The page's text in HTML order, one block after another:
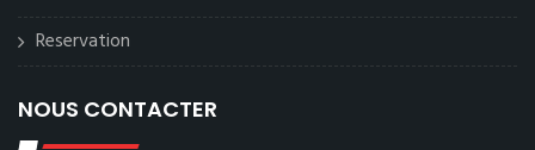
Reservation
NOUS CONTACTER